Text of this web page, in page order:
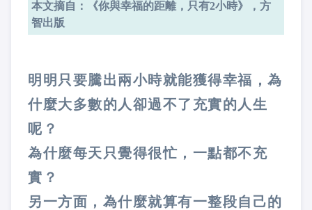
本文摘自：《你與幸福的距離，只有2小時》，方
智出版
明明只要騰出兩小時就能獲得幸福，為
什麼大多數的人卻過不了充實的人生
呢？
為什麼每天只覺得很忙，一點都不充
實？
另一方面，為什麼就算有一整段自己的